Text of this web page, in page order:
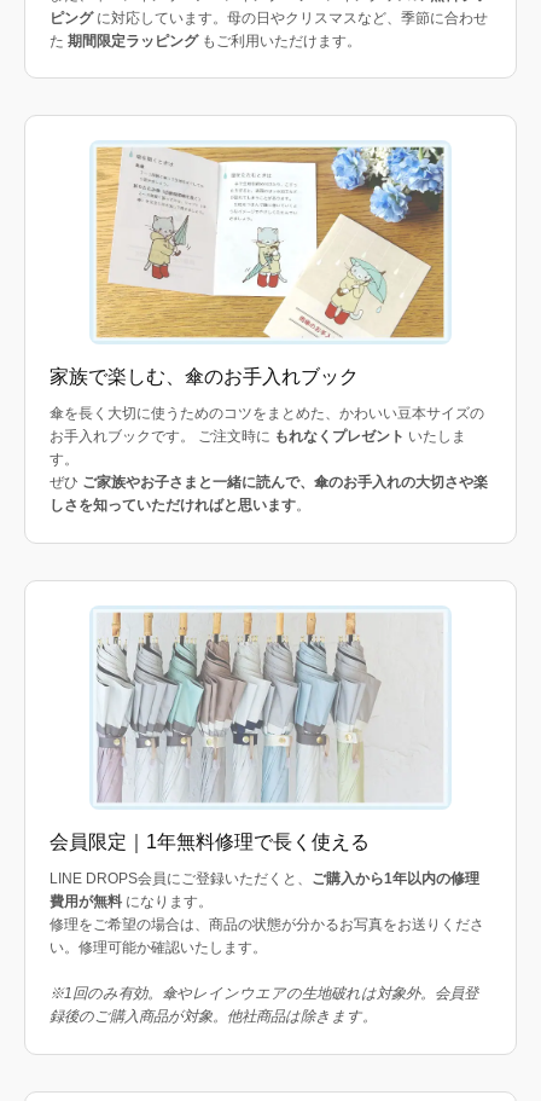
ピングに対応しています。母の日やクリスマスなど、季節に合わせ
た 期間限定ラッピングもご利用いただけます。
家族で楽しむ、傘のお手入れブック
傘を長く大切に使うためのコツをまとめた、かわいい豆本サイズの
お手入れブックです。 ご注文時に もれなくプレゼント いたしま
す。
ぜひ ご家族やお子さまと一緒に読んで、傘のお手入れの大切さや楽
しさを知っていただければと思います。
会員限定｜1年無料修理で長く使える
LINE DROPS会員にご登録いただくと、 ご購入から1年以内の修理
費用が無料 になります。
修理をご希望の場合は、商品の状態が分かるお写真をお送りくださ
い。修理可能か確認いたします。
※1回のみ有効。傘やレインウエアの生地破れは対象外。会員登
録後のご購入商品が対象。他社商品は除きます。